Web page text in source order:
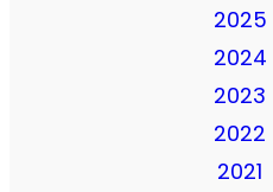
2025
2024
2023
2022
2021